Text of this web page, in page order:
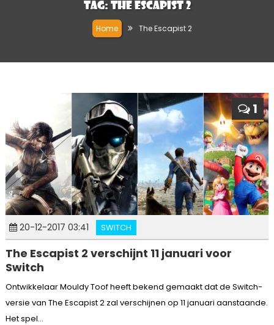
Tag: The Escapist 2
Home The Escapist 2
1
20-12-2017 03:41 SWITCH
The Escapist 2 verschijnt 11 januari voor
Switch
Ontwikkelaar Mouldy Toof heeft bekend gemaakt dat de Switch-
versie van The Escapist 2 zal verschijnen op 11 januari aanstaande.
Het spel...